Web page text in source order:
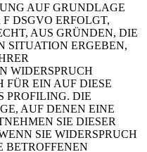
AUF GRUNDLAGE
DSGVO ERFOLGT,
AUS GRÜNDEN, DIE
SITUATION ERGEBEN,
WIDERSPRUCH
FÜR EIN AUF DIESE
PROFILING. DIE
AUF DENEN EINE
SIE DIESER
SIE WIDERSPRUCH
BETROFFENEN